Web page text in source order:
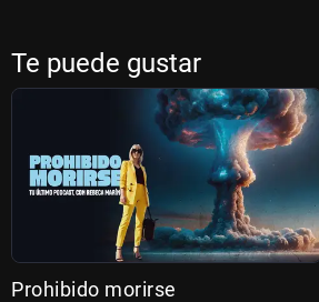
Te puede gustar
Prohibido morirse